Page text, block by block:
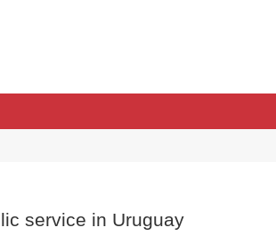
service in Uruguay